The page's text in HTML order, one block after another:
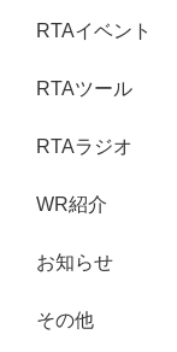
RTAイベント
RTAツール
RTAラジオ
WR紹介
お知らせ
その他